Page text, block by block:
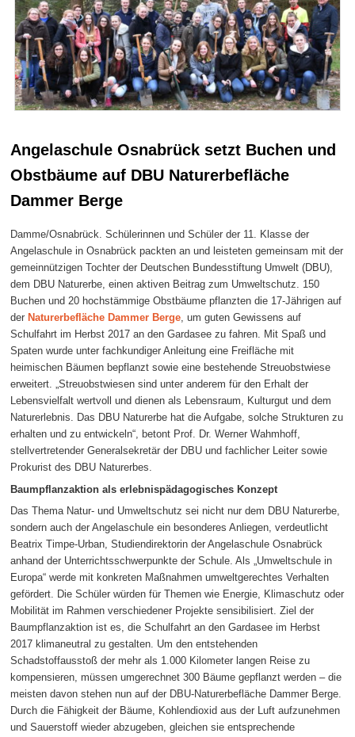
Angelaschule Osnabrück setzt Buchen und
Obstbäume auf DBU Naturerbefläche
Dammer Berge
Damme/Osnabrück. Schülerinnen und Schüler der 11. Klasse der
Angelaschule in Osnabrück packten an und leisteten gemeinsam mit der
gemeinnützigen Tochter der Deutschen Bundesstiftung Umwelt (DBU),
dem DBU Naturerbe, einen aktiven Beitrag zum Umweltschutz. 150
Buchen und 20 hochstämmige Obstbäume pflanzten die 17-Jährigen auf
der Naturerbefläche Dammer Berge, um guten Gewissens auf
Schulfahrt im Herbst 2017 an den Gardasee zu fahren. Mit Spaß und
Spaten wurde unter fachkundiger Anleitung eine Freifläche mit
heimischen Bäumen bepflanzt sowie eine bestehende Streuobstwiese
erweitert. „Streuobstwiesen sind unter anderem für den Erhalt der
Lebensvielfalt wertvoll und dienen als Lebensraum, Kulturgut und dem
Naturerlebnis. Das DBU Naturerbe hat die Aufgabe, solche Strukturen zu
erhalten und zu entwickeln“, betont Prof. Dr. Werner Wahmhoff,
stellvertretender Generalsekretär der DBU und fachlicher Leiter sowie
Prokurist des DBU Naturerbes.
Baumpflanzaktion als erlebnispädagogisches Konzept
Das Thema Natur- und Umweltschutz sei nicht nur dem DBU Naturerbe,
sondern auch der Angelaschule ein besonderes Anliegen, verdeutlicht
Beatrix Timpe-Urban, Studiendirektorin der Angelaschule Osnabrück
anhand der Unterrichtsschwerpunkte der Schule. Als „Umweltschule in
Europa“ werde mit konkreten Maßnahmen umweltgerechtes Verhalten
gefördert. Die Schüler würden für Themen wie Energie, Klimaschutz oder
Mobilität im Rahmen verschiedener Projekte sensibilisiert. Ziel der
Baumpflanzaktion ist es, die Schulfahrt an den Gardasee im Herbst
2017 klimaneutral zu gestalten. Um den entstehenden
Schadstoffausstoß der mehr als 1.000 Kilometer langen Reise zu
kompensieren, müssen umgerechnet 300 Bäume gepflanzt werden – die
meisten davon stehen nun auf der DBU-Naturerbefläche Dammer Berge.
Durch die Fähigkeit der Bäume, Kohlendioxid aus der Luft aufzunehmen
und Sauerstoff wieder abzugeben, gleichen sie entsprechende